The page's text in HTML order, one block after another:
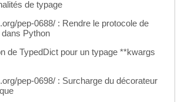
de typage
pep-0688/ : Rendre le protocole de
Python
de TypedDict pour un typage **kwargs
pep-0698/ : Surcharge du décorateur